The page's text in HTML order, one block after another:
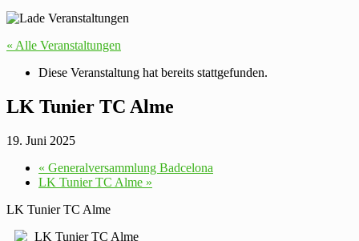
« Alle Veranstaltungen
Diese Veranstaltung hat bereits stattgefunden.
LK Tunier TC Alme
19. Juni 2025
« Generalversammlung Badcelona
LK Tunier TC Alme »
LK Tunier TC Alme
LK Tunier TC Alme